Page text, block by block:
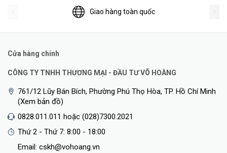
Giao hàng toàn quốc
Cửa hàng chính
CÔNG TY TNHH THƯƠNG MẠI - ĐẦU TƯ VÕ HOÀNG
761/12 Lũy Bán Bích, Phường Phú Thọ Hòa, TP. Hồ Chí Minh
(Xem bản đồ)
0828.011.011 hoặc (028)7300.2021
Thứ 2 - Thứ 7: 8:00 - 18:00
Email: cskh@vohoang.vn